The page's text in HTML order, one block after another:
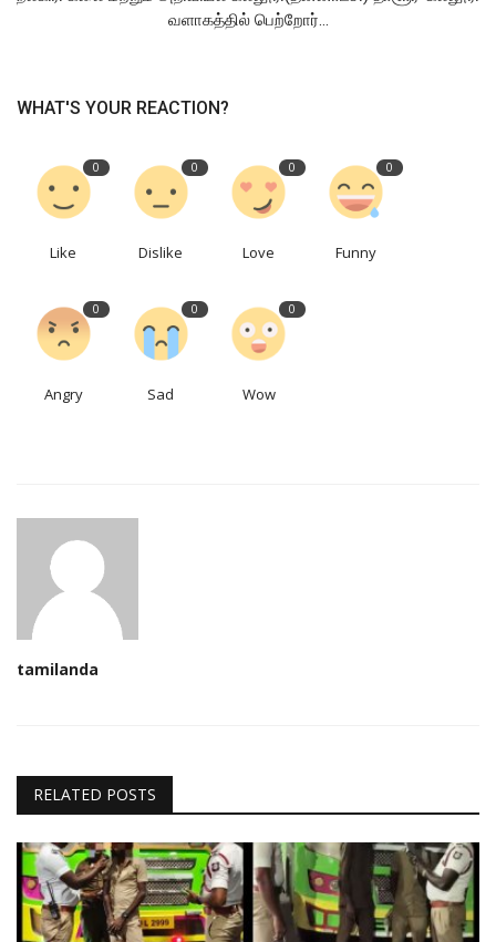
வளாகத்தில் பெற்றோர்...
WHAT'S YOUR REACTION?
0
Like
0
Dislike
0
Love
0
Funny
0
Angry
0
Sad
0
Wow
tamilanda
RELATED POSTS